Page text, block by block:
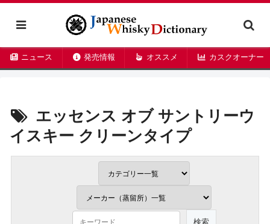
ニュース 発売情報 オススメ カスクオーナー
エッセンス オブ サントリーウ
イスキー クリーンタイプ